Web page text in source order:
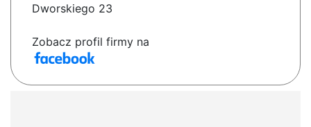
Dworskiego 23
Zobacz profil firmy na